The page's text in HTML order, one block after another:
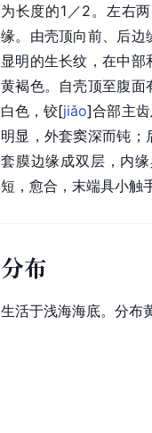
为长度的1／2。左右
缘。由壳顶向前、后边
显明的生长纹，在中
黄褐色。自壳顶至腹面
白色，铰[jiǎo]合部主
明显，外套窦深而钝
套膜边缘成双层，内
短，愈合，末端具小触
分布
生活于浅海海底。分布